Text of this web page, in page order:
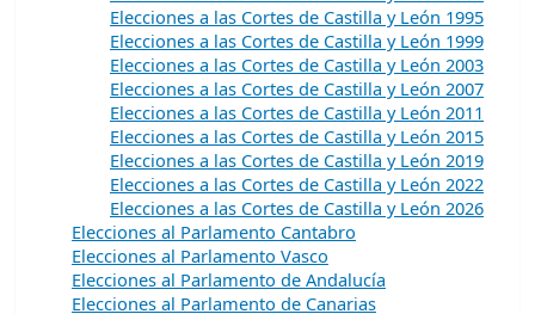
Elecciones a las Cortes de Castilla y León 1995
Elecciones a las Cortes de Castilla y León 1999
Elecciones a las Cortes de Castilla y León 2003
Elecciones a las Cortes de Castilla y León 2007
Elecciones a las Cortes de Castilla y León 2011
Elecciones a las Cortes de Castilla y León 2015
Elecciones a las Cortes de Castilla y León 2019
Elecciones a las Cortes de Castilla y León 2022
Elecciones a las Cortes de Castilla y León 2026
Elecciones al Parlamento Cantabro
Elecciones al Parlamento Vasco
Elecciones al Parlamento de Andalucía
Elecciones al Parlamento de Canarias